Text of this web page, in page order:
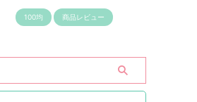
100均 商品レビュー